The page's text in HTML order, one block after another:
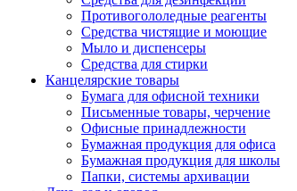
Противогололедные реагенты
Средства чистящие и моющие
Мыло и диспенсеры
Средства для стирки
Канцелярские товары
Бумага для офисной техники
Письменные товары, черчение
Офисные принадлежности
Бумажная продукция для офиса
Бумажная продукция для школы
Папки, системы архивации